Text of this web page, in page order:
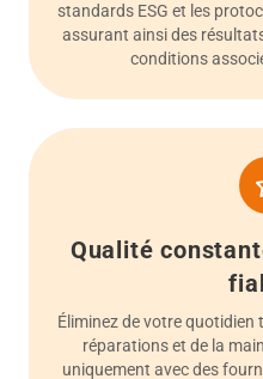
standards ESG et les
assurant ainsi des
conditions
Qualité
Éliminez de votre
réparations et de la
uniquement avec des